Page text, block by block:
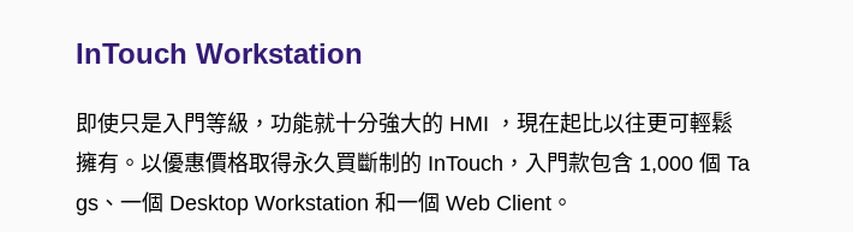
InTouch Workstation
即使只是入門等級，功能就十分強大的 HMI ，現在起比以往更可輕鬆
擁有。以優惠價格取得永久買斷制的 InTouch，入門款包含 1,000 個 Ta
gs、一個 Desktop Workstation 和一個 Web Client。